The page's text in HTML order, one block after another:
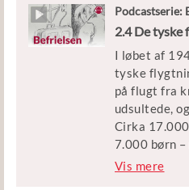
Bundgård
Klip: DR,
Svalebøgs
glemmer det
Københavns
Podcastserie:
2.4 De tyske
I løbet af
tyske
på flugt fra
udsultede,
Cirka
7.000 børn
opholder sig
Vis mere